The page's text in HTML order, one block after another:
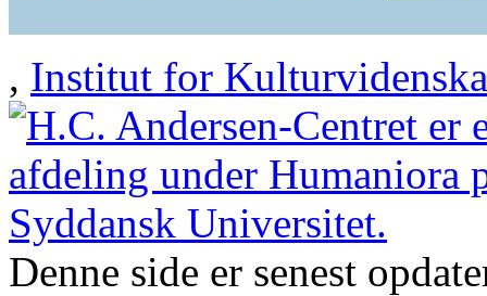
, Institut for
Denne side er senest